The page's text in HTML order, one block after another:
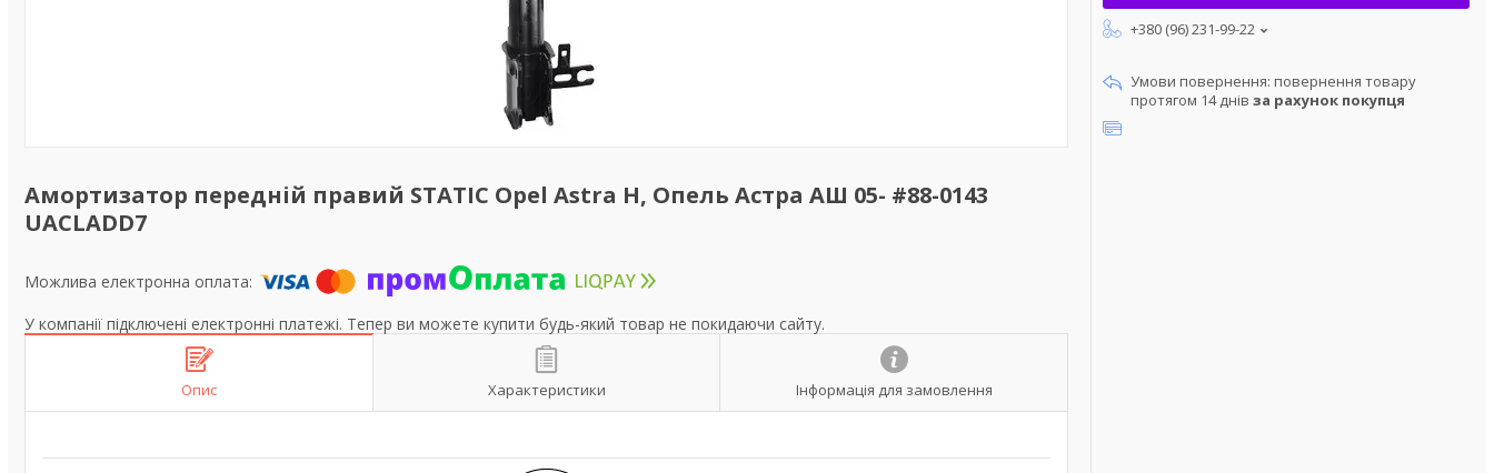
Амортизатор передній правий STATIC Opel Astra H, Опель Астра АШ 05- #88-0143
UACLADD7
У компанії підключені електронні платежі. Тепер ви можете купити будь-який товар не покидаючи сайту.
Опис Характеристики Інформація для замовлення
+380 (96) 231-99-22
повернення товару
протягом 14 днів за рахунок покупця